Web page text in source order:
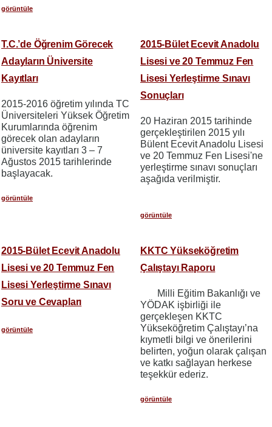
görüntüle
T.C.’de Öğrenim Görecek
Adayların Üniversite
Kayıtları
2015-2016 öğretim yılında TC
Üniversiteleri Yüksek Öğretim
Kurumlarında öğrenim
görecek olan adayların
üniversite kayıtları 3 – 7
Ağustos 2015 tarihlerinde
başlayacak.
görüntüle
2015-Bület Ecevit Anadolu
Lisesi ve 20 Temmuz Fen
Lisesi Yerleştirme Sınavı
Sonuçları
20 Haziran 2015 tarihinde
gerçekleştirilen 2015 yılı
Bülent Ecevit Anadolu Lisesi
ve 20 Temmuz Fen Lisesi'ne
yerleştirme sınavı sonuçları
aşağıda verilmiştir.
görüntüle
2015-Bület Ecevit Anadolu
Lisesi ve 20 Temmuz Fen
Lisesi Yerleştirme Sınavı
Soru ve Cevapları
görüntüle
KKTC Yükseköğretim
Çalıştayı Raporu
Milli Eğitim Bakanlığı ve
YÖDAK işbirliği ile
gerçekleşen KKTC
Yükseköğretim Çalıştayı’na
kıymetli bilgi ve önerilerini
belirten, yoğun olarak çalışan
ve katkı sağlayan herkese
teşekkür ederiz.
görüntüle